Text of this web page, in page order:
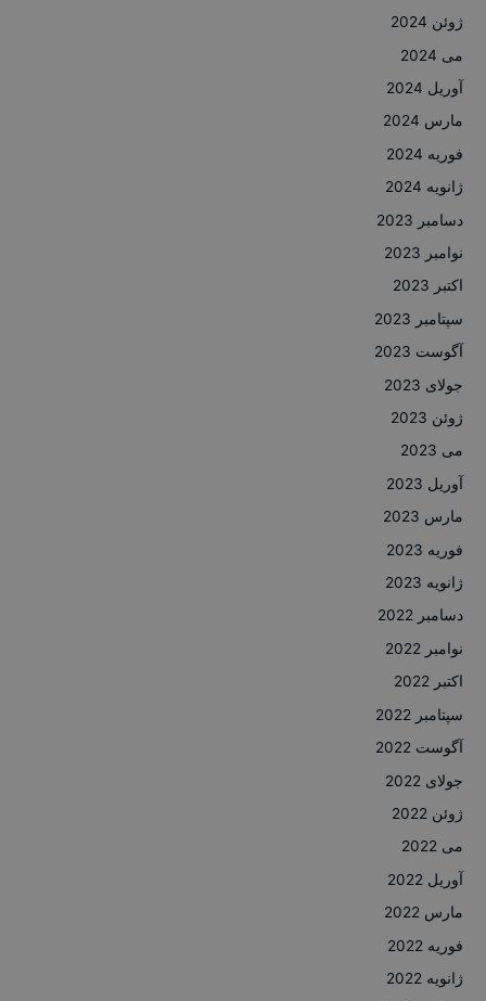
ژوئن 2024
می 2024
آوریل 2024
مارس 2024
فوریه 2024
ژانویه 2024
دسامبر 2023
نوامبر 2023
اکتبر 2023
سپتامبر 2023
آگوست 2023
جولای 2023
ژوئن 2023
می 2023
آوریل 2023
مارس 2023
فوریه 2023
ژانویه 2023
دسامبر 2022
نوامبر 2022
اکتبر 2022
سپتامبر 2022
آگوست 2022
جولای 2022
ژوئن 2022
می 2022
آوریل 2022
مارس 2022
فوریه 2022
ژانویه 2022